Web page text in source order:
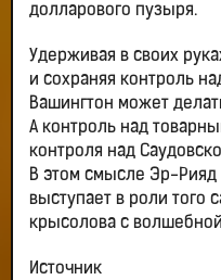
долларового пузыря.
Удерживая в своих
и сохраняя контроль
Вашингтон может
А контроль над
контроля над
В этом смысле Эр-Рияд
выступает в роли того
крысолова с
Источник